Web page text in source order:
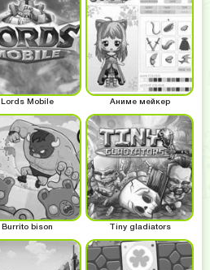
Lords Mobile Аниме мейкер
Burrito bison Tiny gladiators